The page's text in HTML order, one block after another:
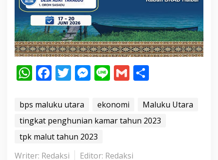
W
at
s
A
p
F
e
b
o
o
T
itt
er
M
ss
e
n
g
Li
e
G
l
ar
e
bps maluku utara ekonomi
Maluku Utara
tingkat penghunian kamar tahun 2023
tpk malut tahun 2023
Writer: Redaksi
Editor: Redaksi